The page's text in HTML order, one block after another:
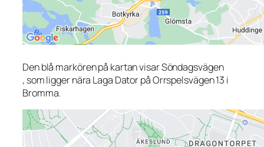
Den blå markören på kartan visar Söndagsvägen
, som ligger nära Laga Dator på Orrspelsvägen 13 i
Bromma.